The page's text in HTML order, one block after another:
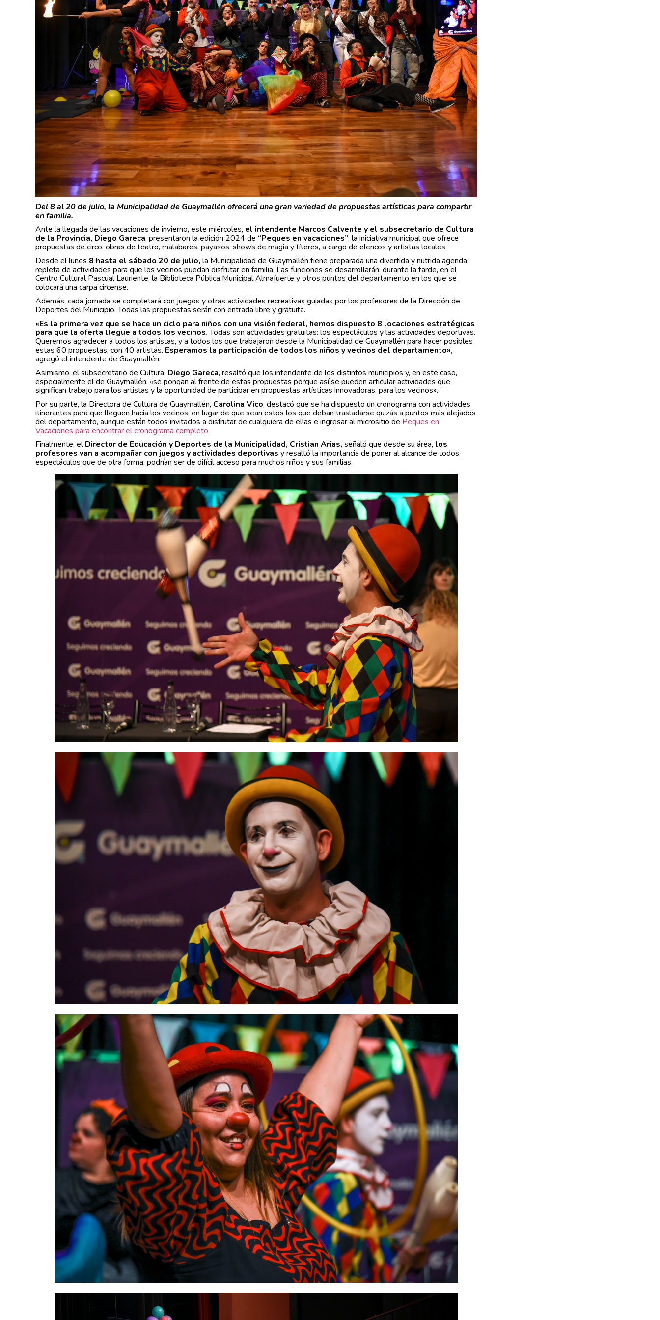
Del 8 al 20 de julio, la Municipalidad de Guaymallén ofrecerá una gran variedad de propuestas artísticas para compartir
en familia.
Ante la llegada de las vacaciones de invierno, este miércoles, el intendente Marcos Calvente y el subsecretario de Cultura
de la Provincia, Diego Gareca, presentaron la edición 2024 de “Peques en vacaciones”, la iniciativa municipal que ofrece
propuestas de circo, obras de teatro, malabares, payasos, shows de magia y títeres, a cargo de elencos y artistas locales.
Desde el lunes 8 hasta el sábado 20 de julio, la Municipalidad de Guaymallén tiene preparada una divertida y nutrida agenda,
repleta de actividades para que los vecinos puedan disfrutar en familia. Las funciones se desarrollarán, durante la tarde, en el
Centro Cultural Pascual Lauriente, la Biblioteca Pública Municipal Almafuerte y otros puntos del departamento en los que se
colocará una carpa circense.
Además, cada jornada se completará con juegos y otras actividades recreativas guiadas por los profesores de la Dirección de
Deportes del Municipio. Todas las propuestas serán con entrada libre y gratuita.
«Es la primera vez que se hace un ciclo para niños con una visión federal, hemos dispuesto 8 locaciones estratégicas
para que la oferta llegue a todos los vecinos.Todas son actividades gratuitas: los espectáculos y las actividades deportivas.
Queremos agradecer a todos los artistas, y a todos los que trabajaron desde la Municipalidad de Guaymallén para hacer posibles
estas 60 propuestas, con 40 artistas. Esperamos la participación de todos los niños y vecinos del departamento»,
agregó el intendente de Guaymallén.
Asimismo, el subsecretario de Cultura, Diego Gareca, resaltó que los intendente de los distintos municipios y, en este caso,
especialmente el de Guaymallén, «se pongan al frente de estas propuestas porque así se pueden articular actividades que
significan trabajo para los artistas y la oportunidad de participar en propuestas artísticas innovadoras, para los vecinos».
Por su parte, la Directora de Cultura de Guaymallén, Carolina Vico, destacó que se ha dispuesto un cronograma con actividades
itinerantes para que lleguen hacia los vecinos, en lugar de que sean estos los que deban trasladarse quizás a puntos más alejados
del departamento, aunque están todos invitados a disfrutar de cualquiera de ellas e ingresar al micrositio de Peques en
Vacaciones para encontrar el cronograma completo.
Finalmente, elDirector de Educación y Deportes de la Municipalidad, Cristian Arias, señaló que desde su área, los
profesores van a acompañar con juegos y actividades deportivas y resaltó la importancia de poner al alcance de todos,
espectáculos que de otra forma, podrían ser de difícil acceso para muchos niños y sus familias.